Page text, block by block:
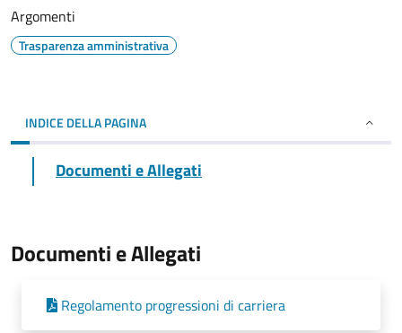
Argomenti
Trasparenza amministrativa
INDICE DELLA PAGINA
Documenti e Allegati
Documenti e Allegati
Regolamento progressioni di carriera